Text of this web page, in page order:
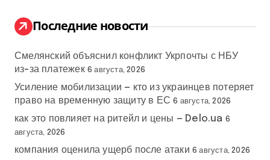
:
Последние новости
Смелянский объяснил конфликт Укрпочты с НБУ
из-за платежек 6 августа, 2026
Усиление мобилизации — кто из украинцев потеряет
право на временную защиту в ЕС 6 августа, 2026
как это повлияет на ритейл и цены — Delo.ua 6
августа, 2026
компания оценила ущерб после атаки 6 августа, 2026